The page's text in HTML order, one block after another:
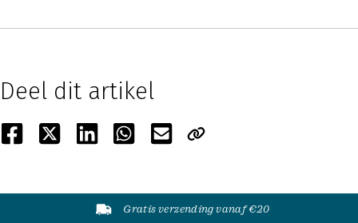
Deel dit artikel
Gratis verzending vanaf €20